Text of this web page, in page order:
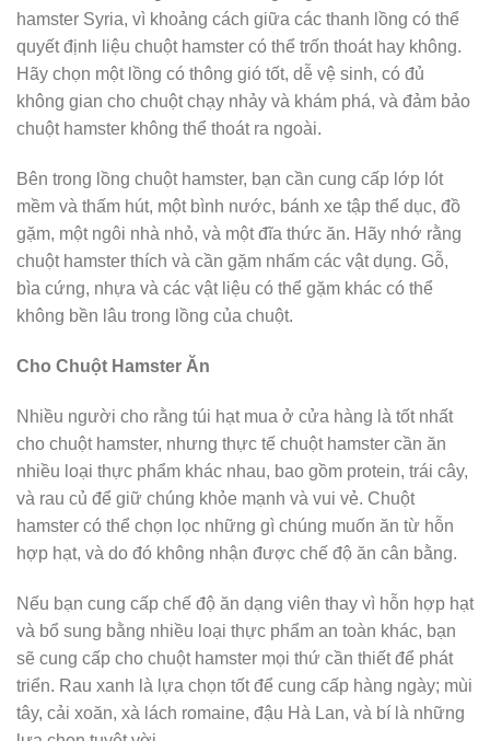
hamster Syria, vì khoảng cách giữa các thanh lồng có thể
quyết định liệu chuột hamster có thể trốn thoát hay không.
Hãy chọn một lồng có thông gió tốt, dễ vệ sinh, có đủ
không gian cho chuột chạy nhảy và khám phá, và đảm bảo
chuột hamster không thể thoát ra ngoài.
Bên trong lồng chuột hamster, bạn cần cung cấp lớp lót
mềm và thấm hút, một bình nước, bánh xe tập thể dục, đồ
gặm, một ngôi nhà nhỏ, và một đĩa thức ăn. Hãy nhớ rằng
chuột hamster thích và cần gặm nhấm các vật dụng. Gỗ,
bìa cứng, nhựa và các vật liệu có thể gặm khác có thể
không bền lâu trong lồng của chuột.
Cho Chuột Hamster Ăn
Nhiều người cho rằng túi hạt mua ở cửa hàng là tốt nhất
cho chuột hamster, nhưng thực tế chuột hamster cần ăn
nhiều loại thực phẩm khác nhau, bao gồm protein, trái cây,
và rau củ để giữ chúng khỏe mạnh và vui vẻ. Chuột
hamster có thể chọn lọc những gì chúng muốn ăn từ hỗn
hợp hạt, và do đó không nhận được chế độ ăn cân bằng.
Nếu bạn cung cấp chế độ ăn dạng viên thay vì hỗn hợp hạt
và bổ sung bằng nhiều loại thực phẩm an toàn khác, bạn
sẽ cung cấp cho chuột hamster mọi thứ cần thiết để phát
triển. Rau xanh là lựa chọn tốt để cung cấp hàng ngày; mùi
tây, cải xoăn, xà lách romaine, đậu Hà Lan, và bí là những